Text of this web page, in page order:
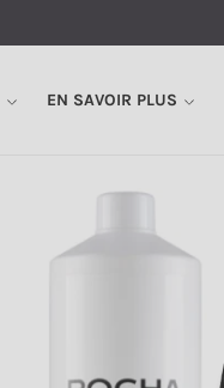
EN SAVOIR PLUS
produits